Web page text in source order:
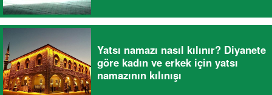
Yatsı namazı nasıl kılınır? Diyanete
göre kadın ve erkek için yatsı
namazının kılınışı